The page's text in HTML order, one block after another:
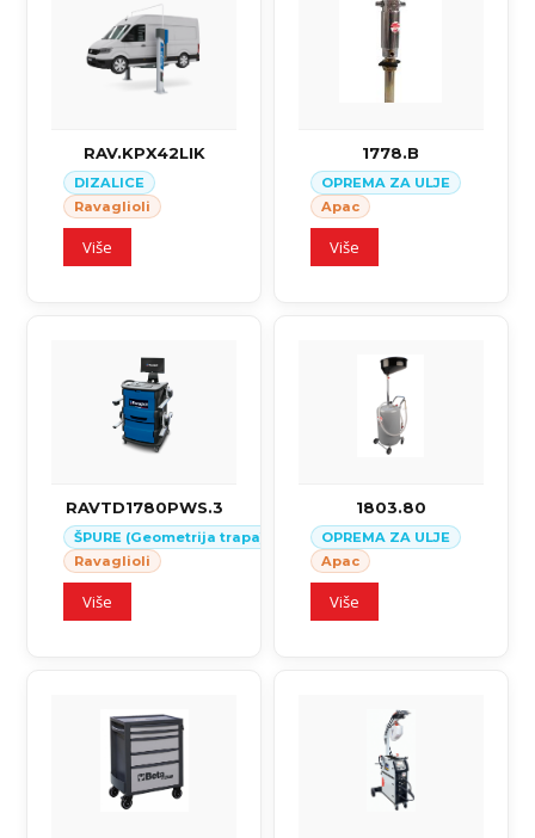
RAV.KPX42LIK
DIZALICE
Ravaglioli
Više
1778.B
OPREMA ZA ULJE
Apac
Više
RAVTD1780PWS.3
ŠPURE (Geometrija trapa)
Ravaglioli
Više
1803.80
OPREMA ZA ULJE
Apac
Više